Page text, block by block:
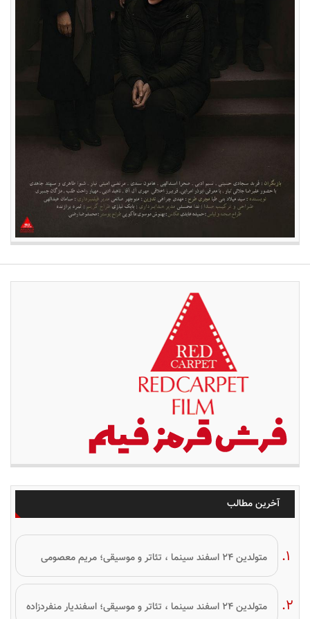
آخرین مطالب
متولدین ۲۴ اسفند سینما ، تئاتر و موسیقی؛ مریم معصومی
متولدین ۲۴ اسفند سینما ، تئاتر و موسیقی؛ اسفندیار منفردزاده